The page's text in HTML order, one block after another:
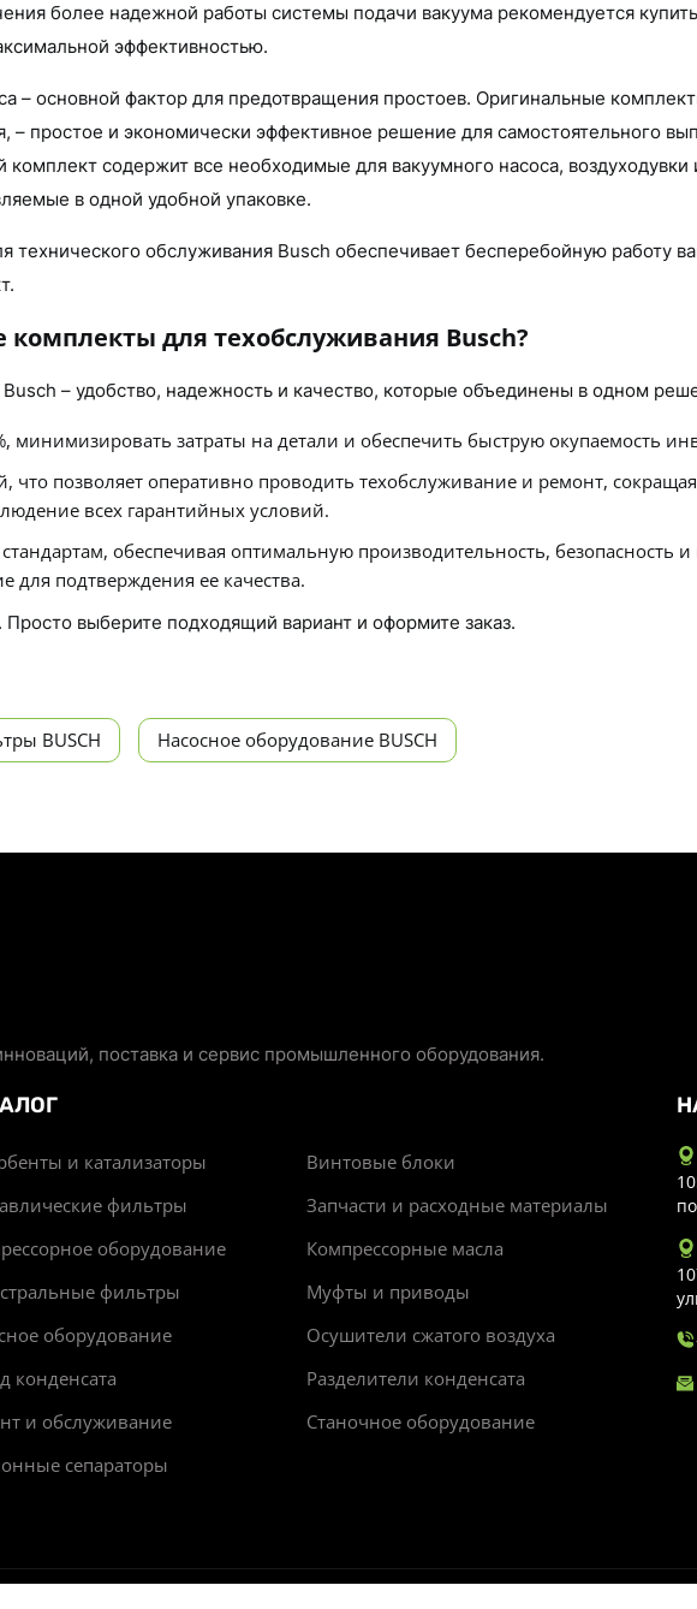
более надежной работы системы подачи вакуума рекомендуется
эффективностью.
– основной фактор для предотвращения простоев. Оригинальные
– простое и экономически эффективное решение для самостоятельного
содержит все необходимые для вакуумного насоса,
в одной удобной упаковке.
технического обслуживания Busch обеспечивает бесперебойную работу
для техобслуживания Busch?
– удобство, надежность и качество, которые объединены в одном
минимизировать затраты на детали и обеспечить быструю окупаемость
что позволяет оперативно проводить техобслуживание и ремонт,
всех гарантийных условий.
обеспечивая оптимальную производительность, безопасность
для подтверждения ее качества.
Просто выберите подходящий вариант и оформите заказ.
BUSCH Насосное оборудование BUSCH
поставка и сервис промышленного оборудования.
и катализаторы
Винтовые блоки
фильтры
Запчасти и расходные материалы
оборудование
Компрессорные масла
фильтры
Муфты и приводы
оборудование
Осушители сжатого воздуха
конденсата
Разделители конденсата
и обслуживание
Станочное оборудование
сепараторы